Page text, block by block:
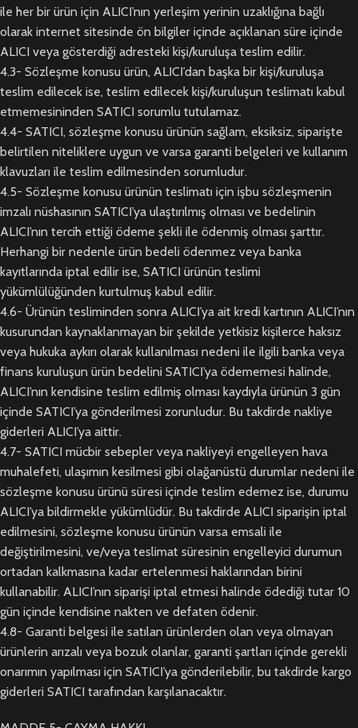
ile her bir ürün için ALICI’nın yerleşim yerinin uzaklığına bağlı
olarak internet sitesinde ön bilgiler içinde açıklanan süre içinde
ALICI veya gösterdiği adresteki kişi/kuruluşa teslim edilir.
4.3- Sözleşme konusu ürün, ALICI’dan başka bir kişi/kuruluşa
teslim edilecek ise, teslim edilecek kişi/kuruluşun teslimatı kabul
etmemesininden SATICI sorumlu tutulamaz.
4.4- SATICI, sözleşme konusu ürünün sağlam, eksiksiz, siparişte
belirtilen niteliklere uygun ve varsa garanti belgeleri ve kullanım
klavuzları ile teslim edilmesinden sorumludur.
4.5- Sözleşme konusu ürünün teslimatı için işbu sözleşmenin
imzalı nüshasının SATICI’ya ulaştırılmış olması ve bedelinin
ALICI’nın tercih ettiği ödeme şekli ile ödenmiş olması şarttır.
Herhangi bir nedenle ürün bedeli ödenmez veya banka
kayıtlarında iptal edilir ise, SATICI ürünün teslimi
yükümlülüğünden kurtulmuş kabul edilir.
4.6- Ürünün tesliminden sonra ALICI’ya ait kredi kartının ALICI’nın
kusurundan kaynaklanmayan bir şekilde yetkisiz kişilerce haksız
veya hukuka aykırı olarak kullanılması nedeni ile ilgili banka veya
finans kuruluşun ürün bedelini SATICI’ya ödememesi halinde,
ALICI’nın kendisine teslim edilmiş olması kaydıyla ürünün 3 gün
içinde SATICI’ya gönderilmesi zorunludur. Bu takdirde nakliye
giderleri ALICI’ya aittir.
4.7- SATICI mücbir sebepler veya nakliyeyi engelleyen hava
muhalefeti, ulaşımın kesilmesi gibi olağanüstü durumlar nedeni ile
sözleşme konusu ürünü süresi içinde teslim edemez ise, durumu
ALICI’ya bildirmekle yükümlüdür. Bu takdirde ALICI siparişin iptal
edilmesini, sözleşme konusu ürünün varsa emsali ile
değiştirilmesini, ve/veya teslimat süresinin engelleyici durumun
ortadan kalkmasına kadar ertelenmesi haklarından birini
kullanabilir. ALICI’nın siparişi iptal etmesi halinde ödediği tutar 10
gün içinde kendisine nakten ve defaten ödenir.
4.8- Garanti belgesi ile satılan ürünlerden olan veya olmayan
ürünlerin arızalı veya bozuk olanlar, garanti şartları içinde gerekli
onarımın yapılması için SATICI’ya gönderilebilir, bu takdirde kargo
giderleri SATICI tarafından karşılanacaktır.